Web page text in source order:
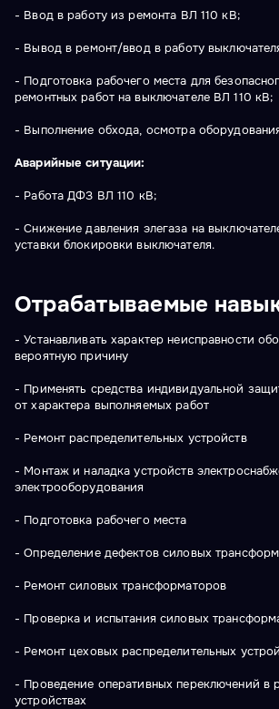
- Ввод в работу из ремонта ВЛ 110 кВ;
- Вывод в ремонт/ввод в работу
- Подготовка рабочего места для
ремонтных работ на выключателе ВЛ 110 кВ;
- Выполнение обхода, осмотра
Аварийные ситуации:
- Работа ДФЗ ВЛ 110 кВ;
- Снижение давления элегаза на
уставки блокировки выключателя.
Отрабатываемые
- Устанавливать характер неисправности
вероятную причину
- Применять средства индивидуальной
от характера выполняемых работ
- Ремонт распределительных устройств
- Монтаж и наладка устройств
электрооборудования
- Подготовка рабочего места
- Определение дефектов силовых
- Ремонт силовых трансформаторов
- Проверка и испытания силовых
- Ремонт цеховых распределительных
- Проведение оперативных переключений в
устройствах